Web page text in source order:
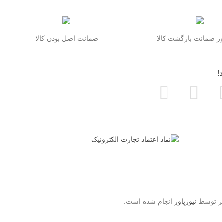
ضمانت بازگشت کالا ضمانت اصل بودن کالا
توسط نیوزپاور انجام شده است.